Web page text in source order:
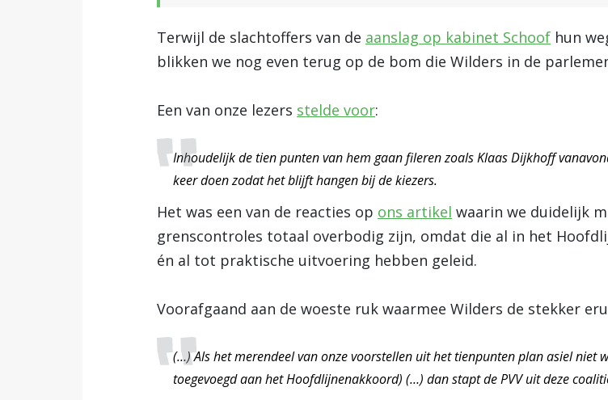
Terwijl de slachtoffers van de aanslag op kabinet Schoof hun
blikken we nog even terug op de bom die Wilders in de
Een van onze lezers stelde voor:
Inhoudelijk de tien punten van hem gaan fileren zoals Klaas Dijkhoff
keer doen zodat het blijft hangen bij de kiezers.
Het was een van de reacties op ons artikel waarin we duidelijk
grenscontroles totaal overbodig zijn, omdat die al in het
én al tot praktische uitvoering hebben geleid.
Voorafgaand aan de woeste ruk waarmee Wilders de stekker
(…) Als het merendeel van onze voorstellen uit het tienpunten plan asiel niet
toegevoegd aan het Hoofdlijnenakkoord) (…) dan stapt de PVV uit deze